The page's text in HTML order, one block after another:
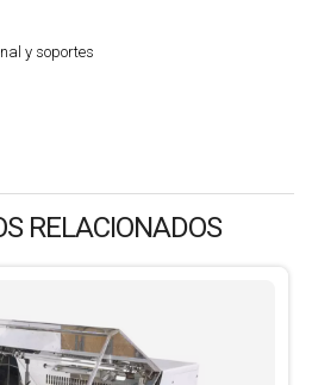
y soportes
RELACIONADOS